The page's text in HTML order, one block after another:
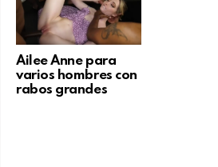
Ailee Anne para
varios hombres con
rabos grandes